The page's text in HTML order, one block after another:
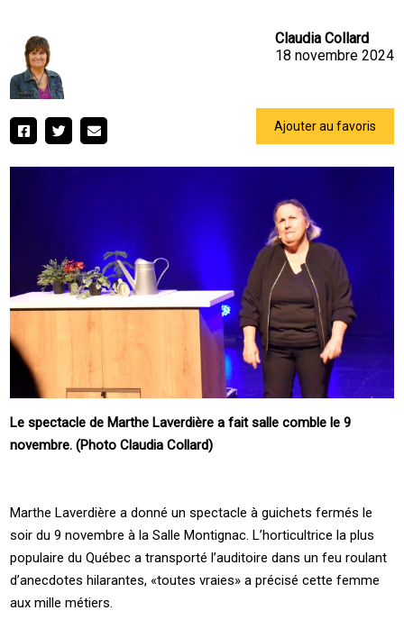
Claudia Collard
18 novembre 2024
Ajouter au favoris
Le spectacle de Marthe Laverdière a fait salle comble le 9
novembre. (Photo Claudia Collard)
Marthe Laverdière a donné un spectacle à guichets fermés le
soir du 9 novembre à la Salle Montignac. L’horticultrice la plus
populaire du Québec a transporté l’auditoire dans un feu roulant
d’anecdotes hilarantes, «toutes vraies» a précisé cette femme
aux mille métiers.